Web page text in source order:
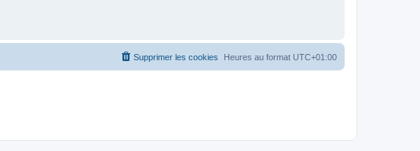
Heures au format UTC+01:00
Supprimer les cookies